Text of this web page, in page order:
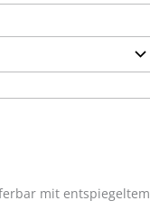
mit entspiegeltem